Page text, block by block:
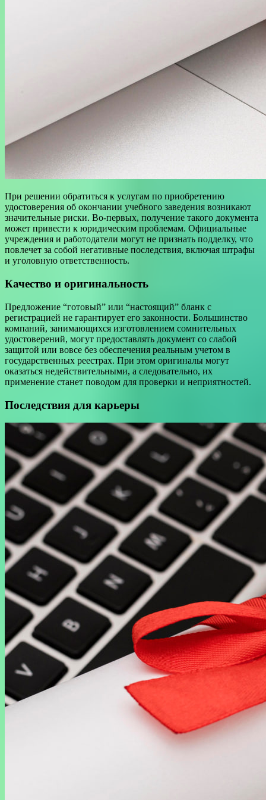
При решении обратиться к услугам по приобретению
удостоверения об окончании учебного заведения возникают
значительные риски. Во-первых, получение такого документа
может привести к юридическим проблемам. Официальные
учреждения и работодатели могут не признать подделку, что
повлечет за собой негативные последствия, включая штрафы
и уголовную ответственность.
Качество и оригинальность
Предложение “готовый” или “настоящий” бланк с
регистрацией не гарантирует его законности. Большинство
компаний, занимающихся изготовлением сомнительных
удостоверений, могут предоставлять документ со слабой
защитой или вовсе без обеспечения реальным учетом в
государственных реестрах. При этом оригиналы могут
оказаться недействительными, а следовательно, их
применение станет поводом для проверки и неприятностей.
Последствия для карьеры